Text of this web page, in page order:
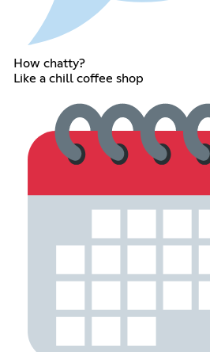
How chatty?
Like a chill coffee shop